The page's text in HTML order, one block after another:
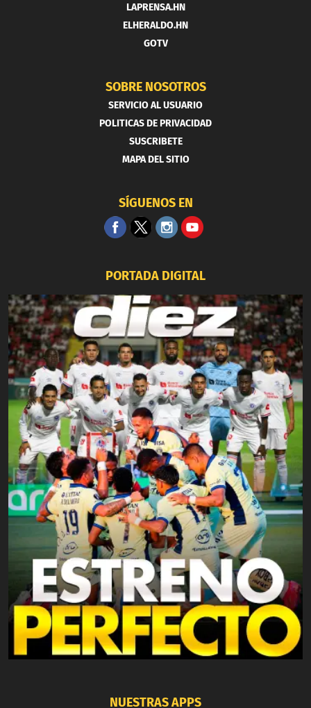
LAPRENSA.HN
ELHERALDO.HN
GOTV
SOBRE NOSOTROS
SERVICIO AL USUARIO
POLITICAS DE PRIVACIDAD
SUSCRIBETE
MAPA DEL SITIO
SÍGUENOS EN
PORTADA DIGITAL
NUESTRAS APPS